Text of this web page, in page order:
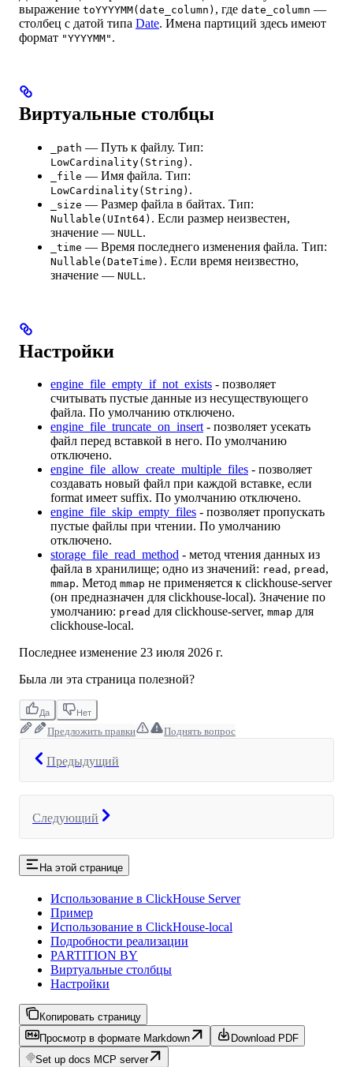
выражение toYYYYMM(date_column) , где date_column —
столбец с датой типа Date. Имена партиций здесь имеют
формат "YYYYMM" .
Виртуальные столбцы
_path — Путь к файлу. Тип:
LowCardinality(String) .
_file — Имя файла. Тип:
LowCardinality(String) .
_size — Размер файла в байтах. Тип:
Nullable(UInt64) . Если размер неизвестен,
значение — NULL .
_time — Время последнего изменения файла. Тип:
Nullable(DateTime) . Если время неизвестно,
значение — NULL .
Настройки
engine_file_empty_if_not_exists - позволяет
считывать пустые данные из несуществующего
файла. По умолчанию отключено.
engine_file_truncate_on_insert- позволяет усекать
файл перед вставкой в него. По умолчанию
отключено.
engine_file_allow_create_multiple_files - позволяет
создавать новый файл при каждой вставке, если
format имеет suffix. По умолчанию отключено.
engine_file_skip_empty_files - позволяет пропускать
пустые файлы при чтении. По умолчанию
отключено.
storage_file_read_method - метод чтения данных из
файла в хранилище; одно из значений: read , pread ,
mmap. Метод mmap не применяется к clickhouse-server
(он предназначен для clickhouse-local). Значение по
умолчанию: pread для clickhouse-server, mmap для
clickhouse-local.
Последнее изменение 23 июля 2026 г.
Была ли эта страница полезной?
Да Нет
Предложить правки Поднять вопрос
Предыдущий
Следующий
На этой странице
Использование в ClickHouse Server
Пример
Использование в ClickHouse-local
Подробности реализации
PARTITION BY
Виртуальные столбцы
Настройки
Копировать страницу
Просмотр в формате Markdown
Download PDF
Set up docs MCP server